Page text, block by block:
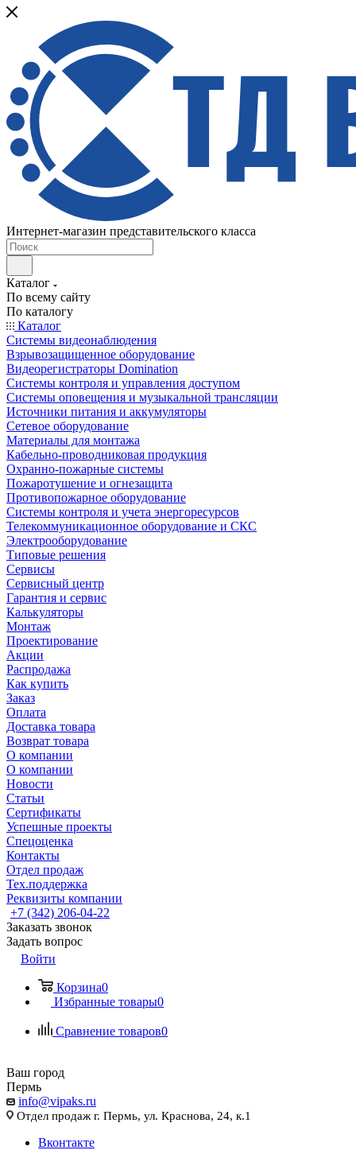
Интернет-магазин представительского класса
Каталог
По всему сайту
По каталогу
Каталог
Системы видеонаблюдения
Взрывозащищенное оборудование
Видеорегистраторы Domination
Системы контроля и управления доступом
Системы оповещения и музыкальной трансляции
Источники питания и аккумуляторы
Сетевое оборудование
Материалы для монтажа
Кабельно-проводниковая продукция
Охранно-пожарные системы
Пожаротушение и огнезащита
Противопожарное оборудование
Системы контроля и учета энергоресурсов
Телекоммуникационное оборудование и СКС
Электрооборудование
Типовые решения
Сервисы
Сервисный центр
Гарантия и сервис
Калькуляторы
Монтаж
Проектирование
Акции
Распродажа
Как купить
Заказ
Оплата
Доставка товара
Возврат товара
О компании
О компании
Новости
Статьи
Сертификаты
Успешные проекты
Спецоценка
Контакты
Отдел продаж
Тех.поддержка
Реквизиты компании
+7 (342) 206-04-22
Заказать звонок
Задать вопрос
Войти
Корзина0
Избранные товары0
Сравнение товаров0
Ваш город
Пермь
info@vipaks.ru
Отдел продаж г. Пермь, ул. Краснова, 24, к.1
Вконтакте